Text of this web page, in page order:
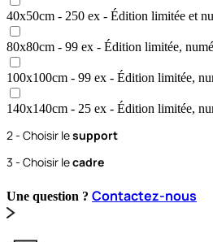
40x50cm - 250 ex - Édition limitée et
80x80cm - 99 ex - Édition limitée,
100x100cm - 99 ex - Édition limitée,
140x140cm - 25 ex - Édition limitée,
2 - Choisir lesupport
3 - Choisir lecadre
Une question ? Contactez-nous